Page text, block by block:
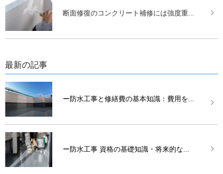
断面修復のコンクリート補修には強度重...
最新の記事
ー防水工事と修繕費の基本知識：費用を...
ー防水工事 資格の基礎知識・将来的な...